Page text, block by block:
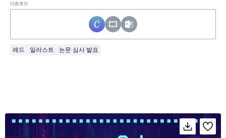
다운로드
레드 일러스트 논문 심사 발표